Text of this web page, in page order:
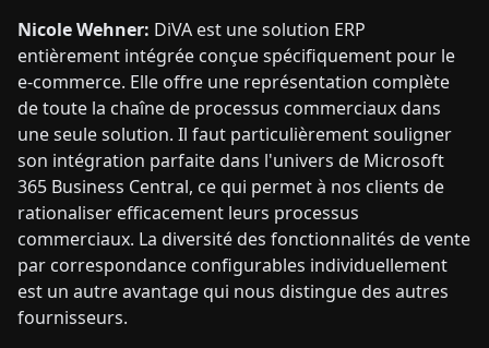
Nicole Wehner: DiVA est une solution ERP
entièrement intégrée conçue spécifiquement pour le
e-commerce. Elle offre une représentation complète
de toute la chaîne de processus commerciaux dans
une seule solution. Il faut particulièrement souligner
son intégration parfaite dans l'univers de Microsoft
365 Business Central, ce qui permet à nos clients de
rationaliser efficacement leurs processus
commerciaux. La diversité des fonctionnalités de vente
par correspondance configurables individuellement
est un autre avantage qui nous distingue des autres
fournisseurs.